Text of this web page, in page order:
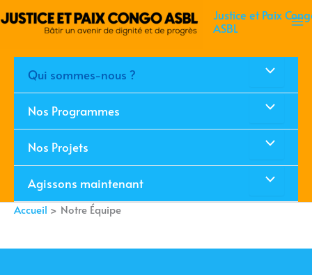
au
Justice et Paix
ASBL
Qui sommes-nous ?
de
Menu
Nos Programmes
de
Menu
Nos Projets
de
Menu
Agissons maintenant
Accueil Notre Équipe